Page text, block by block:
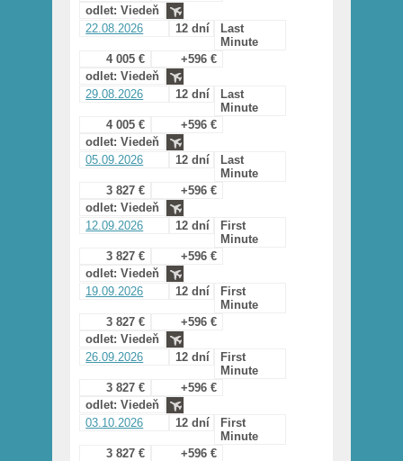
odlet: Viedeň
22.08.2026
12 dní
Last
Minute
4 005 €
+596 €
odlet: Viedeň
29.08.2026
12 dní
Last
Minute
4 005 €
+596 €
odlet: Viedeň
05.09.2026
12 dní
Last
Minute
3 827 €
+596 €
odlet: Viedeň
12.09.2026
12 dní
First
Minute
3 827 €
+596 €
odlet: Viedeň
19.09.2026
12 dní
First
Minute
3 827 €
+596 €
odlet: Viedeň
26.09.2026
12 dní
First
Minute
3 827 €
+596 €
odlet: Viedeň
03.10.2026
12 dní
First
Minute
3 827 €
+596 €